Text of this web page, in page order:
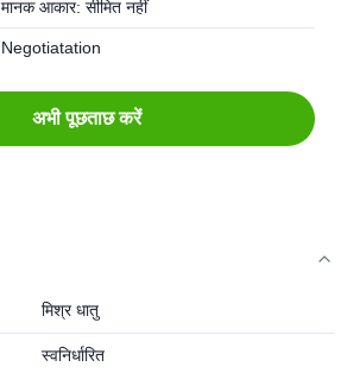
मानक आकार: सीमित नहीं
Negotiatation
अभी पूछताछ करें
मिश्र धातु
स्वनिर्धारित